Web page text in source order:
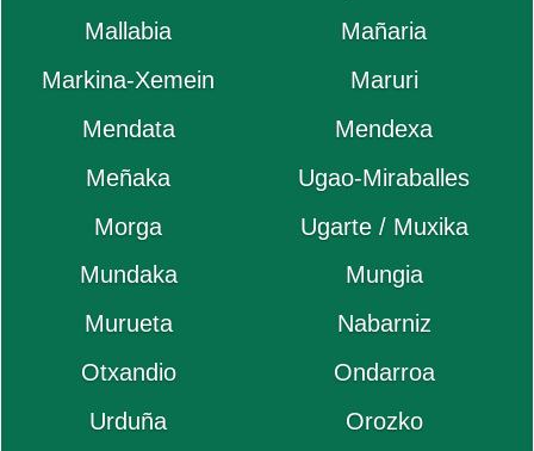
Mallabia
Mañaria
Markina-Xemein
Maruri
Mendata
Mendexa
Meñaka
Ugao-Miraballes
Morga
Ugarte / Muxika
Mundaka
Mungia
Murueta
Nabarniz
Otxandio
Ondarroa
Urduña
Orozko